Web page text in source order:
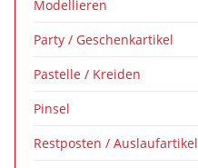
Modellieren
Party / Geschenkartikel
Pastelle / Kreiden
Pinsel
Restposten / Auslaufartikel